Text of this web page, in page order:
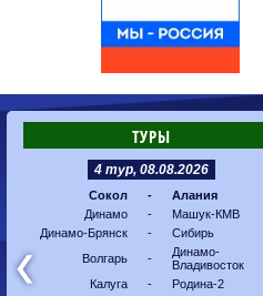
ТУРЫ
4 тур, 08.08.2026
Сокол -
Алания
Динамо
-
Машук-КМВ
Динамо-Брянск
-
Сибирь
Волгарь
-
Динамо-
Владивосток
Калуга
- Родина-2